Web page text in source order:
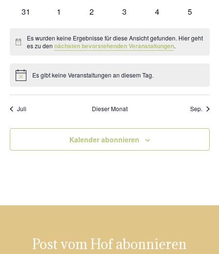
0
31
0
1
0
2
0
3
0
4
0
5
Hinweis
Es wurden keine Ergebnisse für diese Ansicht gefunden. Hier geht
es zu dennächsten bevorstehenden Veranstaltungen.
HinweisEs gibt keine Veranstaltungen an diesem Tag.
Juli Dieser Monat Sep.
Kalender abonnieren
Post vom Hof abonnieren